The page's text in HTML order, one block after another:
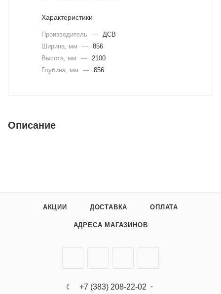
Характеристики
Производитель — ДСВ
Ширина, мм
— 856
Высота, мм
— 2100
Глубина, мм
— 856
Описание
АКЦИИ ДОСТАВКА ОПЛАТА
АДРЕСА МАГАЗИНОВ
+7 (383) 208-22-02